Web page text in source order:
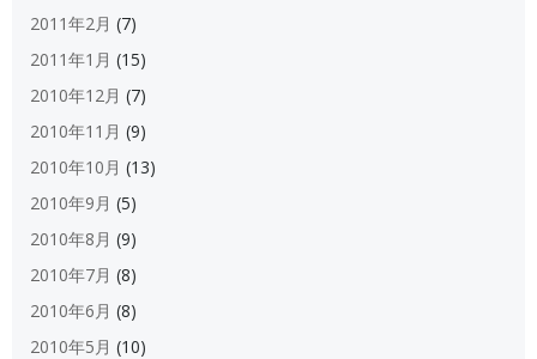
2011年2月 (7)
2011年1月 (15)
2010年12月 (7)
2010年11月 (9)
2010年10月 (13)
2010年9月 (5)
2010年8月 (9)
2010年7月 (8)
2010年6月 (8)
2010年5月 (10)